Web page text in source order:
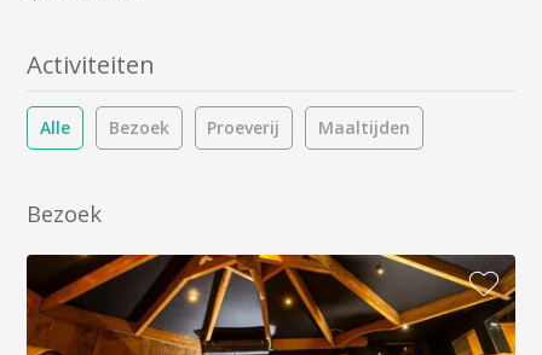
Activiteiten
Alle Bezoek Proeverij Maaltijden
Bezoek